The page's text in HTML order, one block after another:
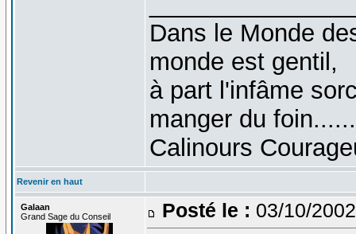
Dans le Monde
monde est gentil,
à part l'infâme
manger du foin......
Calinours
Revenir en haut
Galaan
Grand Sage du Conseil
Posté le : 03/10/